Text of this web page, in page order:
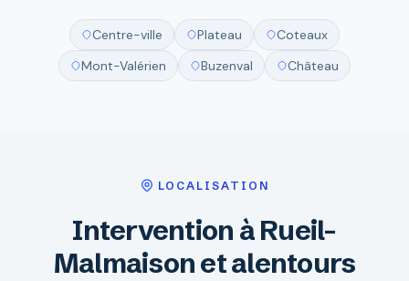
Centre-ville Plateau
Coteaux
Mont-Valérien
Buzenval Château
LOCALISATION
Intervention à Rueil-
Malmaison et alentours